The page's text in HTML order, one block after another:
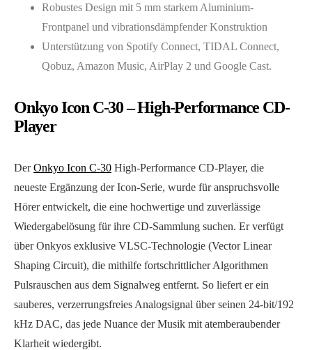
Robustes Design mit 5 mm starkem Aluminium-
Frontpanel und vibrationsdämpfender Konstruktion
Unterstützung von Spotify Connect, TIDAL Connect,
Qobuz, Amazon Music, AirPlay 2 und Google Cast.
Onkyo Icon C-30 – High-Performance CD-
Player
DerOnkyo Icon C-30 High-Performance CD-Player, die
neueste Ergänzung der Icon-Serie, wurde für anspruchsvolle
Hörer entwickelt, die eine hochwertige und zuverlässige
Wiedergabelösung für ihre CD-Sammlung suchen. Er verfügt
über Onkyos exklusive VLSC-Technologie (Vector Linear
Shaping Circuit), die mithilfe fortschrittlicher Algorithmen
Pulsrauschen aus dem Signalweg entfernt. So liefert er ein
sauberes, verzerrungsfreies Analogsignal über seinen 24-bit/192
kHz DAC, das jede Nuance der Musik mit atemberaubender
Klarheit wiedergibt.